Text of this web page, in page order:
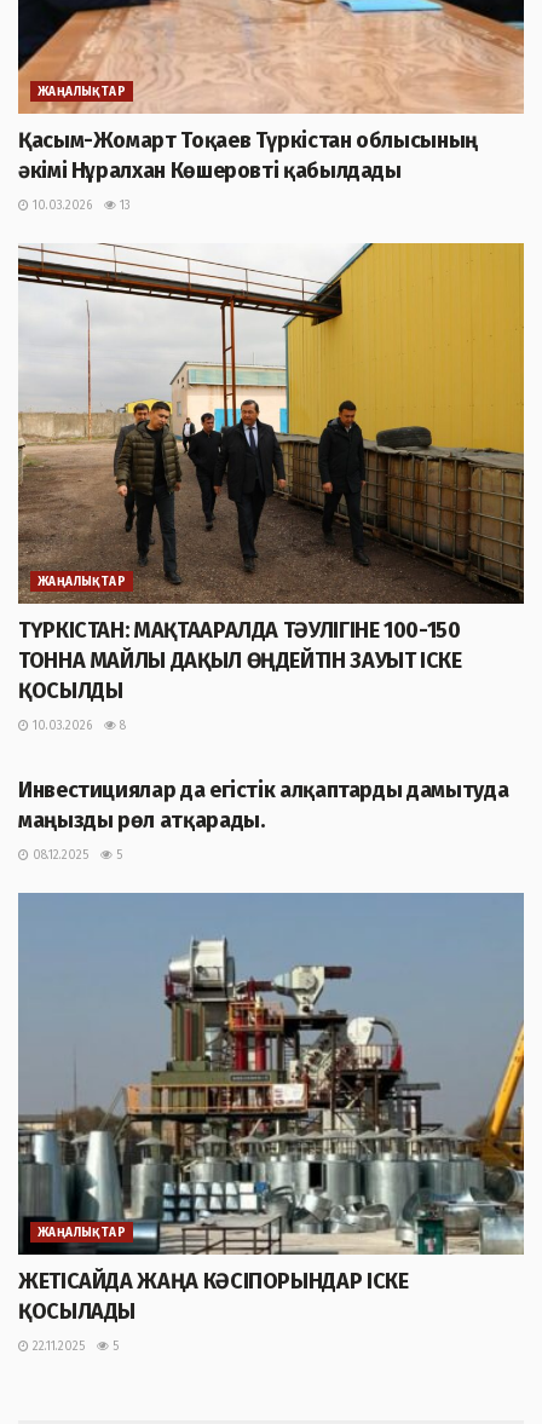
ЖАҢАЛЫҚТАР
Қасым-Жомарт Тоқаев Түркістан облысының
әкімі Нұралхан Көшеровті қабылдады
10.03.2026 13
ЖАҢАЛЫҚТАР
ТҮРКІСТАН: МАҚТААРАЛДА ТӘУЛІГІНЕ 100-150
ТОННА МАЙЛЫ ДАҚЫЛ ӨҢДЕЙТІН ЗАУЫТ ІСКЕ
ҚОСЫЛДЫ
10.03.2026
8
Инвестициялар да егістік алқаптарды дамытуда
маңызды рөл атқарады.
08.12.2025 5
ЖАҢАЛЫҚТАР
ЖЕТІСАЙДА ЖАҢА КӘСІПОРЫНДАР ІСКЕ
ҚОСЫЛАДЫ
22.11.2025 5